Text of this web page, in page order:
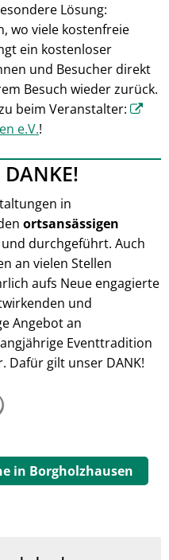
Lösung:
wo viele kostenfreie
ein kostenloser
und Besucher direkt
Besuch wieder zurück.
beim Veranstalter:
e.V.!
in
ortsansässigen
durchgeführt. Auch
an vielen Stellen
aufs Neue engagierte
und
Angebot an
Eventtradition
Dafür gilt unser DANK!
in Borgholzhausen